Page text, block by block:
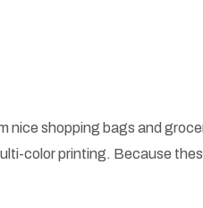
shopping bags and
color printing. Because